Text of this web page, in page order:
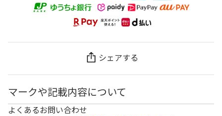
シェアする
マークや記載内容について
よくあるお問い合わせ